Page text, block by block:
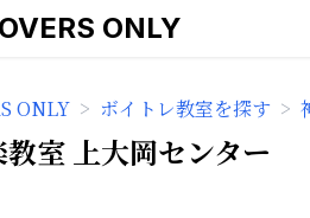
ONLY
ONLY > ボイトレ教室を探す >
室 上大岡センター